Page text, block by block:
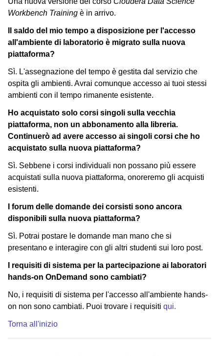
Workbench Training è in arrivo.
Il saldo del mio tempo a disposizione per l'accesso
all'ambiente di laboratorio è migrato sulla nuova
piattaforma?
Sì. L'assegnazione del tempo è gestita dal servizio che
ospita gli ambienti. Avrai comunque accesso ai tuoi stessi
ambienti con il tempo rimanente esistente.
Ho acquistato solo corsi singoli sulla vecchia
piattaforma, non un abbonamento alla libreria.
Continuerò ad avere accesso ai singoli corsi che ho
acquistato sulla nuova piattaforma?
Sì. Sebbene i corsi individuali non possano più essere
acquistati sulla nuova piattaforma, onoreremo gli acquisti
esistenti.
I forum delle domande dei corsisti sono ancora
disponibili sulla nuova piattaforma?
Sì. Potrai postare le domande man mano che si
presentano e interagire con gli altri studenti sui loro post.
I requisiti di sistema per la partecipazione ai laboratori
hands-on OnDemand sono cambiati?
No, i requisiti di sistema per l'accesso all'ambiente hands-
on non sono cambiati. Puoi trovare i requisiti qui.
Torna all'inizio